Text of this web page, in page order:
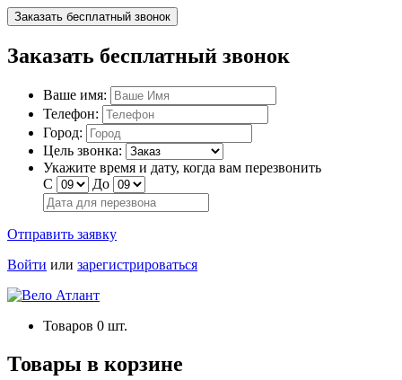
Заказать бесплатный звонок
Заказать бесплатный звонок
Ваше имя:
Телефон:
Город:
Цель звонка:
Укажите время и дату, когда вам перезвонить
С
До
Отправить заявку
Войти или зарегистрироваться
Товаров 0 шт.
Товары в корзине